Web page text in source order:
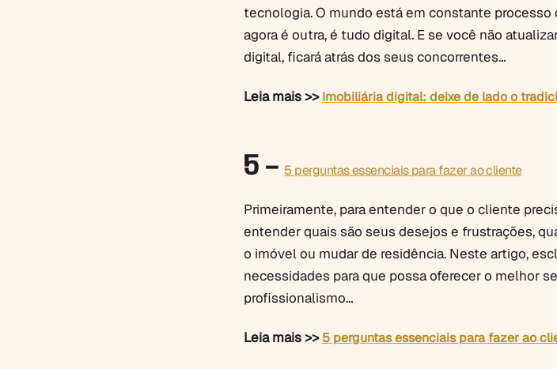
tecnologia. O mundo está em constante processo
agora é outra, é tudo digital. E se você não
digital, ficará atrás dos seus concorrentes…
Leia mais >>Imobiliária digital: deixe de lado o
5 – 5 perguntas essenciais para fazer ao cliente
Primeiramente, para entender o que o cliente
entender quais são seus desejos e frustrações,
o imóvel ou mudar de residência. Neste artigo,
necessidades para que possa oferecer o melhor
profissionalismo…
Leia mais >>5 perguntas essenciais para fazer ao